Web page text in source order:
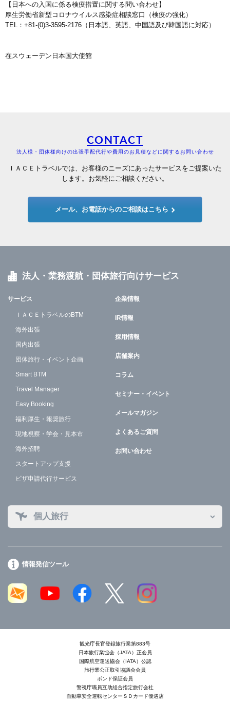
【日本への入国に係る検疫措置に関する問い合わせ】
厚生労働省新型コロナウイルス感染症相談窓口（検疫の強化）
TEL：+81-(0)3-3595-2176（日本語、英語、中国語及び韓国語に対応）
在スウェーデン日本国大使館
CONTACT
法人様・団体様向けの出張手配代行や費用のお見積などに関するお問い合わせ
ＩＡＣＥトラベルでは、お客様のニーズにあったサービスをご提案いた
します。お気軽にご相談ください。
メール、お電話からのご相談はこちら
法人・業務渡航・団体旅行向けサービス
サービス
ＩＡＣＥトラベルのBTM
海外出張
国内出張
団体旅行・イベント企画
Smart BTM
Travel Manager
Easy Booking
福利厚生・報奨旅行
現地視察・学会・見本市
海外招聘
スタートアップ支援
ビザ申請代行サービス
企業情報
IR情報
採用情報
店舗案内
コラム
セミナー・イベント
メールマガジン
よくあるご質問
お問い合わせ
個人旅行
情報発信ツール
観光庁長官登録旅行業第883号
日本旅行業協会（JATA）正会員
国際航空運送協会（IATA）公認
旅行業公正取引協議会会員
ボンド保証会員
警視庁職員互助組合指定旅行会社
自動車安全運転センターＳＤカード優遇店